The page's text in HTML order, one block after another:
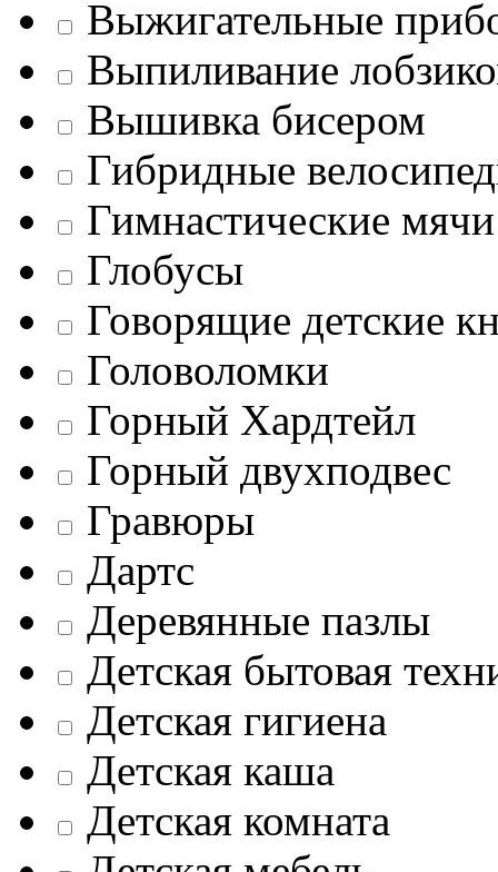
Выжигательные
Выпиливание
Вышивка бисером
Гибридные
Гимнастические мячи
Глобусы
Говорящие детские
Головоломки
Горный Хардтейл
Горный двухподвес
Гравюры
Дартс
Деревянные пазлы
Детская бытовая
Детская гигиена
Детская каша
Детская комната